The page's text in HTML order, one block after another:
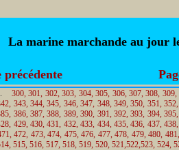
La marine marchande au jour
précédente
. 300, 301, 302, 303, 304, 305, 306, 307, 308, 309,
343, 344, 345, 346, 347, 348, 349, 350, 351, 352,
386, 387, 388, 389, 390, 391, 392, 393, 394, 395,
429, 430, 431, 432, 433, 434, 435, 436, 437, 438,
472, 473, 474, 475, 476, 477, 478, 479, 480, 481,
515, 516, 517, 518, 519, 520, 521,522,523, 524,